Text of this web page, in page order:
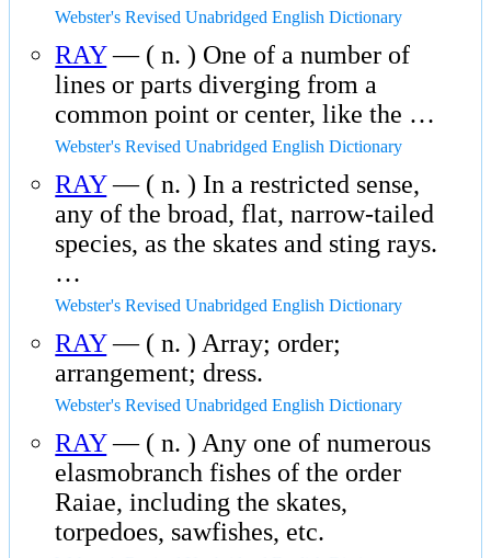
Webster's Revised Unabridged English Dictionary
RAY— ( n. ) One of a number of
lines or parts diverging from a
common point or center, like the …
Webster's Revised Unabridged English Dictionary
RAY— ( n. ) In a restricted sense,
any of the broad, flat, narrow-tailed
species, as the skates and sting rays.
…
Webster's Revised Unabridged English Dictionary
RAY— ( n. ) Array; order;
arrangement; dress.
Webster's Revised Unabridged English Dictionary
RAY— ( n. ) Any one of numerous
elasmobranch fishes of the order
Raiae, including the skates,
torpedoes, sawfishes, etc.